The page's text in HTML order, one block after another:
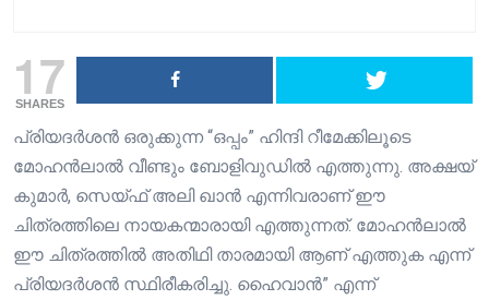
17
SHARES
പ്രിയദർശൻ ഒരുക്കുന്ന “ഒപ്പം” ഹിന്ദി റീമേക്കിലൂടെ
മോഹൻലാൽ വീണ്ടും ബോളിവുഡിൽ എത്തുന്നു. അക്ഷയ്
കുമാർ, സെയ്ഫ് അലി ഖാൻ എന്നിവരാണ് ഈ
ചിത്രത്തിലെ നായകന്മാരായി എത്തുന്നത്. മോഹൻലാൽ
ഈ ചിത്രത്തിൽ അതിഥി താരമായി ആണ് എത്തുക എന്ന്
പ്രിയദർശൻ സ്ഥിരീകരിച്ചു. ഹൈവാൻ” എന്ന്